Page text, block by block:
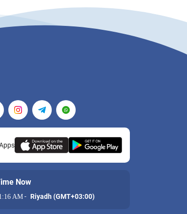
Now
AM- Riyadh (GMT+03:00)